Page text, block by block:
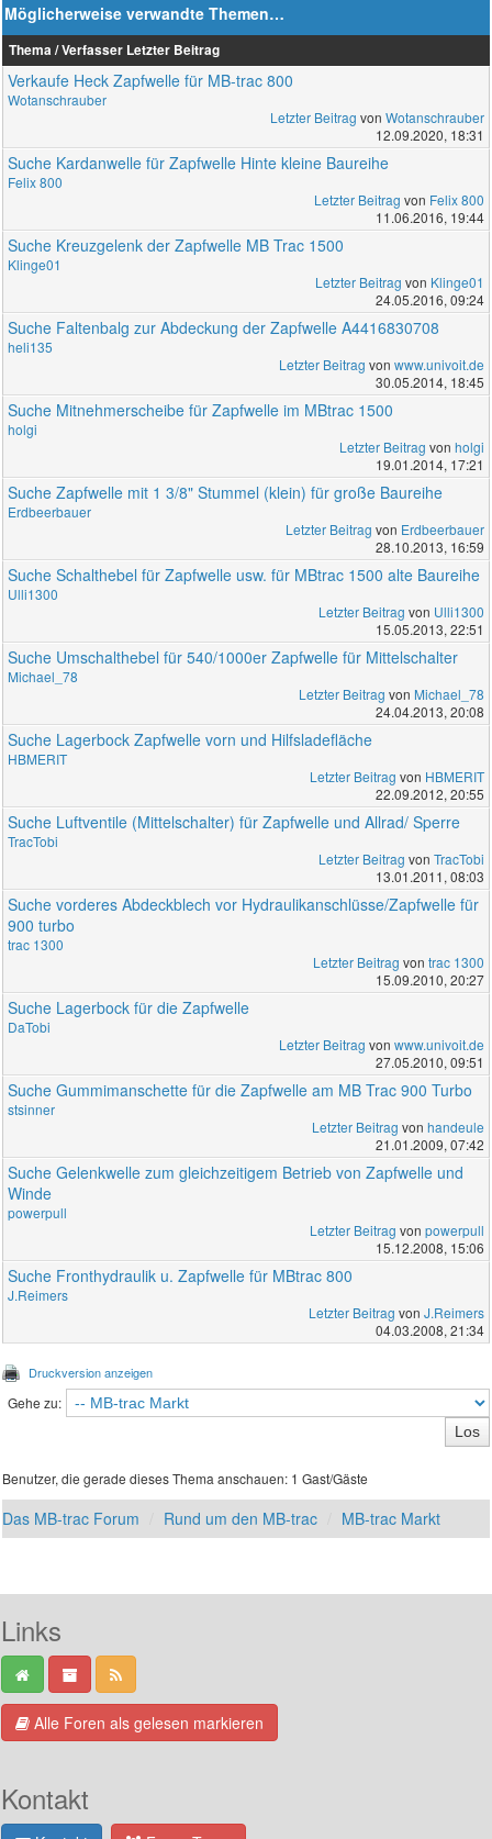
Möglicherweise verwandte Themen…
Thema / Verfasser Letzter Beitrag
Verkaufe Heck Zapfwelle für MB-trac 800
Wotanschrauber
Letzter Beitrag von Wotanschrauber
12.09.2020, 18:31
Suche Kardanwelle für Zapfwelle Hinte kleine Baureihe
Felix 800
Letzter Beitrag von Felix 800
11.06.2016, 19:44
Suche Kreuzgelenk der Zapfwelle MB Trac 1500
Klinge01
Letzter Beitrag von Klinge01
24.05.2016, 09:24
Suche Faltenbalg zur Abdeckung der Zapfwelle A4416830708
heli135
Letzter Beitrag von www.univoit.de
30.05.2014, 18:45
Suche Mitnehmerscheibe für Zapfwelle im MBtrac 1500
holgi
Letzter Beitrag von holgi
19.01.2014, 17:21
Suche Zapfwelle mit 1 3/8" Stummel (klein) für große Baureihe
Erdbeerbauer
Letzter Beitrag von Erdbeerbauer
28.10.2013, 16:59
Suche Schalthebel für Zapfwelle usw. für MBtrac 1500 alte Baureihe
Ulli1300
Letzter Beitrag von Ulli1300
15.05.2013, 22:51
Suche Umschalthebel für 540/1000er Zapfwelle für Mittelschalter
Michael_78
Letzter Beitrag von Michael_78
24.04.2013, 20:08
Suche Lagerbock Zapfwelle vorn und Hilfsladefläche
HBMERIT
Letzter Beitrag von HBMERIT
22.09.2012, 20:55
Suche Luftventile (Mittelschalter) für Zapfwelle und Allrad/ Sperre
TracTobi
Letzter Beitrag von TracTobi
13.01.2011, 08:03
Suche vorderes Abdeckblech vor Hydraulikanschlüsse/Zapfwelle für
900 turbo
trac 1300
Letzter Beitrag von trac 1300
15.09.2010, 20:27
Suche Lagerbock für die Zapfwelle
DaTobi
Letzter Beitrag von www.univoit.de
27.05.2010, 09:51
Suche Gummimanschette für die Zapfwelle am MB Trac 900 Turbo
stsinner
Letzter Beitrag von handeule
21.01.2009, 07:42
Suche Gelenkwelle zum gleichzeitigem Betrieb von Zapfwelle und
Winde
powerpull
Letzter Beitrag von powerpull
15.12.2008, 15:06
Suche Fronthydraulik u. Zapfwelle für MBtrac 800
J.Reimers
Letzter Beitrag von J.Reimers
04.03.2008, 21:34
Druckversion anzeigen
Gehe zu:
Benutzer, die gerade dieses Thema anschauen: 1 Gast/Gäste
Das MB-trac Forum Rund um den MB-trac MB-trac Markt
Links
Alle Foren als gelesen markieren
Kontakt